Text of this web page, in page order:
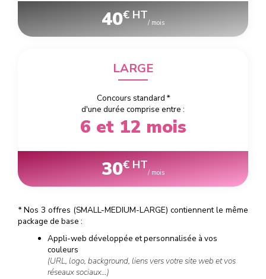
40€ HT
/ mois
LARGE
Concours standard *
d'une durée comprise entre :
6 et 12 mois
30€ HT
/ mois
*Nos 3 offres (SMALL-MEDIUM-LARGE) contiennent le même
package de base :
Appli-web développée et personnalisée à vos
couleurs
(URL, logo, background, liens vers votre site web et vos
réseaux sociaux…)